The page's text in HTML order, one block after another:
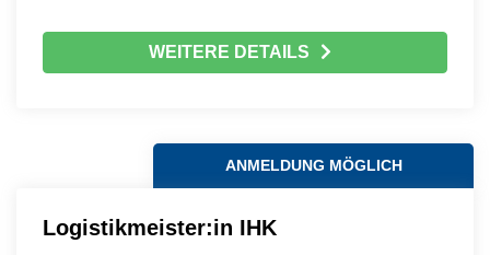
WEITERE DETAILS
ANMELDUNG MÖGLICH
Logistikmeister:in IHK